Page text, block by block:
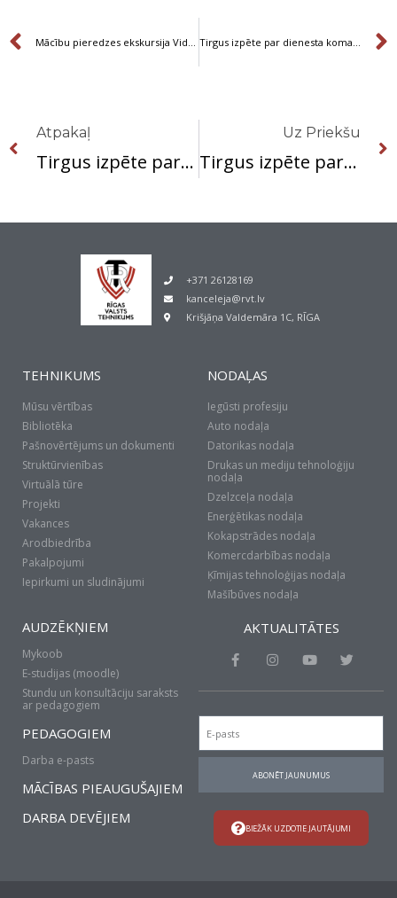
Prev
Atpakaļ
Tirgus izpēte par biomasas apkures katla BioFire 600 BC ar biomasas iekraušanas sistēmu (Ražotājs „Herz” Austrija) apkopju veikšanu.
Uz Priekšu
Tirgus izpēte par dienesta komandējumu un darba braucienu nodrošināšanu.
+371 26128169
kanceleja@rvt.lv
Krišjāņa Valdemāra 1C, RĪGA
TEHNIKUMS
Mūsu vērtības
Bibliotēka
Pašnovērtējums un dokumenti
Struktūrvienības
Virtuālā tūre
Projekti
Vakances
Arodbiedrība
Pakalpojumi
Iepirkumi un sludinājumi
NODAĻAS
Iegūsti profesiju
Auto nodaļa
Datorikas nodaļa
Drukas un mediju tehnoloģiju
nodaļa
Dzelzceļa nodaļa
Enerģētikas nodaļa
Kokapstrādes nodaļa
Komercdarbības nodaļa
Ķīmijas tehnoloģijas nodaļa
Mašībūves nodaļa
AUDZĒKŅIEM
Mykoob
E-studijas (moodle)
Stundu un konsultāciju saraksts
ar pedagogiem
PEDAGOGIEM
Darba e-pasts
MĀCĪBAS PIEAUGUŠAJIEM
DARBA DEVĒJIEM
AKTUALITĀTES
F
a
b
o
k
I
a
a
Y
u
T
t
ABONĒT JAUNUMUS
BIEŽĀK UZDOTIE JAUTĀJUMI